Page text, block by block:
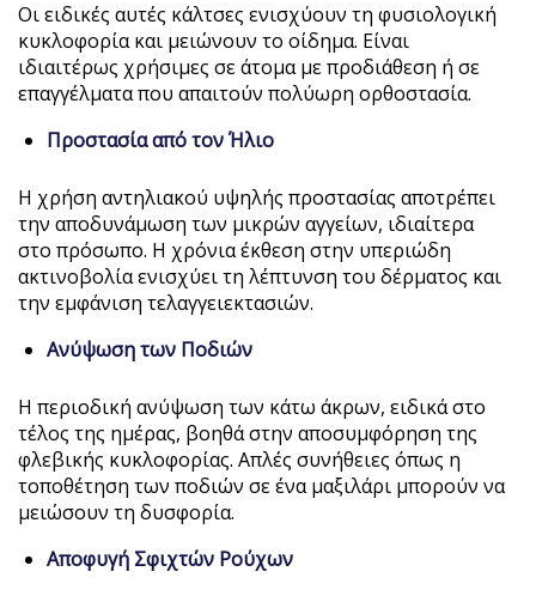
Οι ειδικές αυτές κάλτσες ενισχύουν τη φυσιολογική
κυκλοφορία και μειώνουν το οίδημα. Είναι
ιδιαιτέρως χρήσιμες σε άτομα με προδιάθεση ή σε
επαγγέλματα που απαιτούν πολύωρη ορθοστασία.
Προστασία από τον Ήλιο
Η χρήση αντηλιακού υψηλής προστασίας αποτρέπει
την αποδυνάμωση των μικρών αγγείων, ιδιαίτερα
στο πρόσωπο. Η χρόνια έκθεση στην υπεριώδη
ακτινοβολία ενισχύει τη λέπτυνση του δέρματος και
την εμφάνιση τελαγγειεκτασιών.
Ανύψωση των Ποδιών
Η περιοδική ανύψωση των κάτω άκρων, ειδικά στο
τέλος της ημέρας, βοηθά στην αποσυμφόρηση της
φλεβικής κυκλοφορίας. Απλές συνήθειες όπως η
τοποθέτηση των ποδιών σε ένα μαξιλάρι μπορούν να
μειώσουν τη δυσφορία.
Αποφυγή Σφιχτών Ρούχων